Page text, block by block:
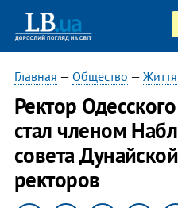
Главная — Общество — Життя
Ректор
стал членом
совета
ректоров